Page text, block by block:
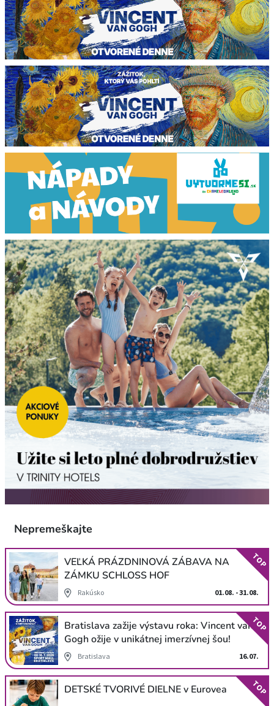
Nepremeškajte
VEĽKÁ PRÁZDNINOVÁ ZÁBAVA NA
ZÁMKU SCHLOSS HOF
Rakúsko 01.08. - 31.08.
TOP
Bratislava zažije výstavu roka: Vincent van
Gogh ožije v unikátnej imerzívnej šou!
Bratislava 16.07.
TOP
DETSKÉ TVORIVÉ DIELNE v Eurovea TOP